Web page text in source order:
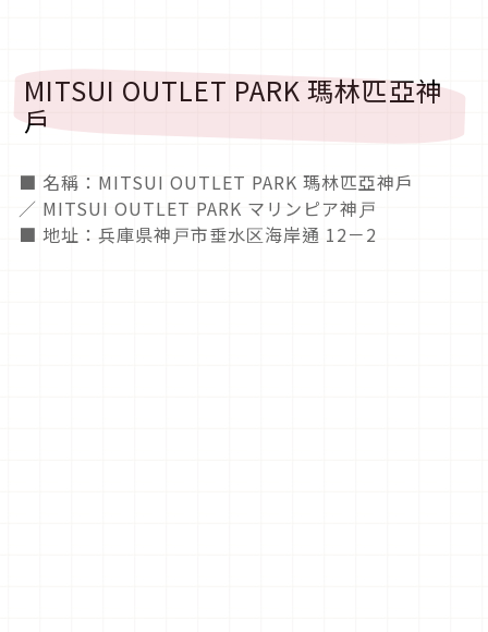
MITSUI OUTLET PARK 瑪林匹亞神
戶
■ 名稱：MITSUI OUTLET PARK 瑪林匹亞神戶
／ MITSUI OUTLET PARK マリンピア神戸
■ 地址：兵庫県神戸市垂水区海岸通 12－2